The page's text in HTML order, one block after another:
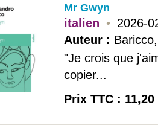
Mr Gwyn
italien • 2026-
Auteur :
"Je crois que
copier...
Prix TTC : 11,20